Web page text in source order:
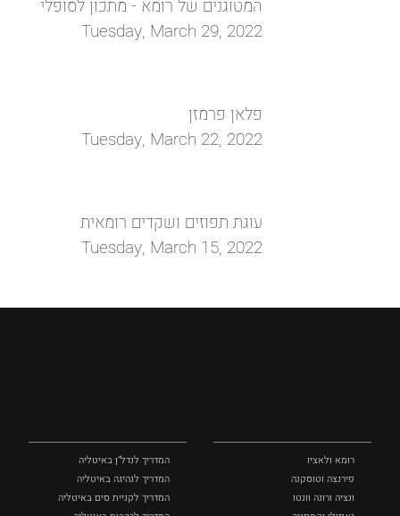
המטוגנים של רומא - מתכון לסופלי
Tuesday, March 29, 2022
פלאן פרמזן
Tuesday, March 22, 2022
עוגת תפוזים ושקדים רומאית
Tuesday, March 15, 2022
רומא ולאציו
פירנצה וטוסקנה ‏
ונציה ורונה וונטו
המדריך לנדל"ן באיטליה
המדריך לנהיגה באיטליה
המדריך לקניית סים באיטליה